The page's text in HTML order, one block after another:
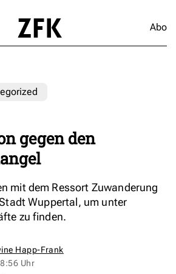
Abo
gegen den
mit dem Ressort Zuwanderung
Wuppertal, um unter
zu finden.
Happ-Frank
Uhr